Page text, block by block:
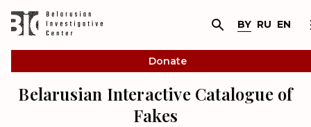
BY RU EN
Donate
Belarusian Interactive Catalogue of
Fakes